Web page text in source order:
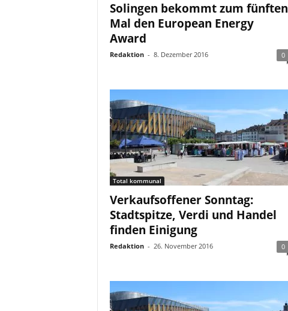
Solingen bekommt zum fünften
Mal den European Energy
Award
Redaktion - 8. Dezember 2016 0
Total kommunal
Verkaufsoffener Sonntag:
Stadtspitze, Verdi und Handel
finden Einigung
Redaktion - 26. November 2016 0